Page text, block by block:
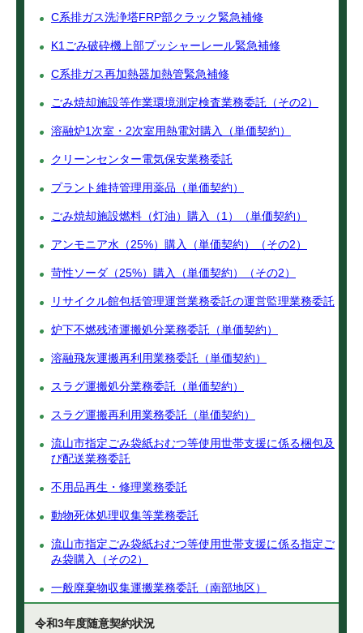
C系排ガス洗浄塔FRP部クラック緊急補修
K1ごみ破砕機上部プッシャーレール緊急補修
C系排ガス再加熱器加熱管緊急補修
ごみ焼却施設等作業環境測定検査業務委託（その2）
溶融炉1次室・2次室用熱電対購入（単価契約）
クリーンセンター電気保安業務委託
プラント維持管理用薬品（単価契約）
ごみ焼却施設燃料（灯油）購入（1）（単価契約）
アンモニア水（25%）購入（単価契約）（その2）
苛性ソーダ（25%）購入（単価契約）（その2）
リサイクル館包括管理運営業務委託の運営監理業務委託
炉下不燃残渣運搬処分業務委託（単価契約）
溶融飛灰運搬再利用業務委託（単価契約）
スラグ運搬処分業務委託（単価契約）
スラグ運搬再利用業務委託（単価契約）
流山市指定ごみ袋紙おむつ等使用世帯支援に係る梱包及
び配送業務委託
不用品再生・修理業務委託
動物死体処理収集等業務委託
流山市指定ごみ袋紙おむつ等使用世帯支援に係る指定ご
み袋購入（その2）
一般廃棄物収集運搬業務委託（南部地区）
令和3年度随意契約状況